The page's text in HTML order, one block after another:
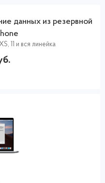
данных из резервной
11 и вся линейка